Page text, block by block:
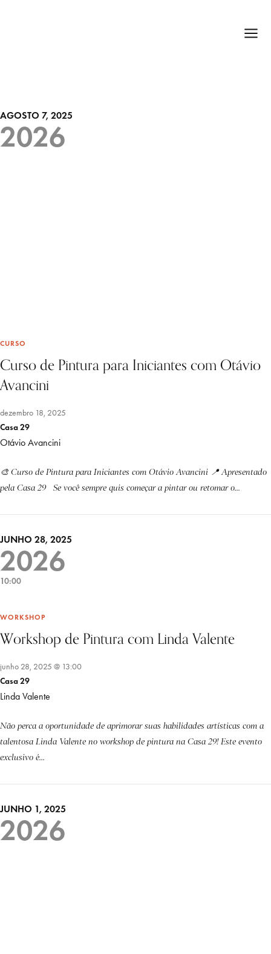
AGOSTO 7, 2025
2026
CURSO
Curso de Pintura para Iniciantes com Otávio
Avancini
dezembro 18, 2025
Casa 29
Otávio Avancini
🎨 Curso de Pintura para Iniciantes com Otávio Avancini 📍 Apresentado
pela Casa 29 Se você sempre quis começar a pintar ou retomar o...
JUNHO 28, 2025
2026
10:00
WORKSHOP
Workshop de Pintura com Linda Valente
junho 28, 2025 @ 13:00
Casa 29
Linda Valente
Não perca a oportunidade de aprimorar suas habilidades artísticas com a
talentosa Linda Valente no workshop de pintura na Casa 29! Este evento
exclusivo é...
JUNHO 1, 2025
2026